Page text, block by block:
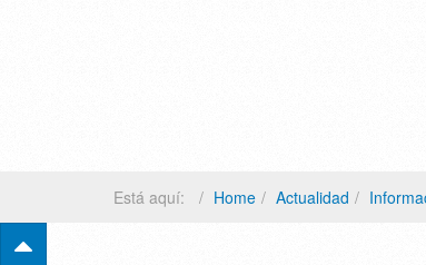
Está aquí: Home Actualidad